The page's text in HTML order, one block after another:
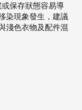
保存狀態容易導
染現象發生，建議
淺色衣物及配件混